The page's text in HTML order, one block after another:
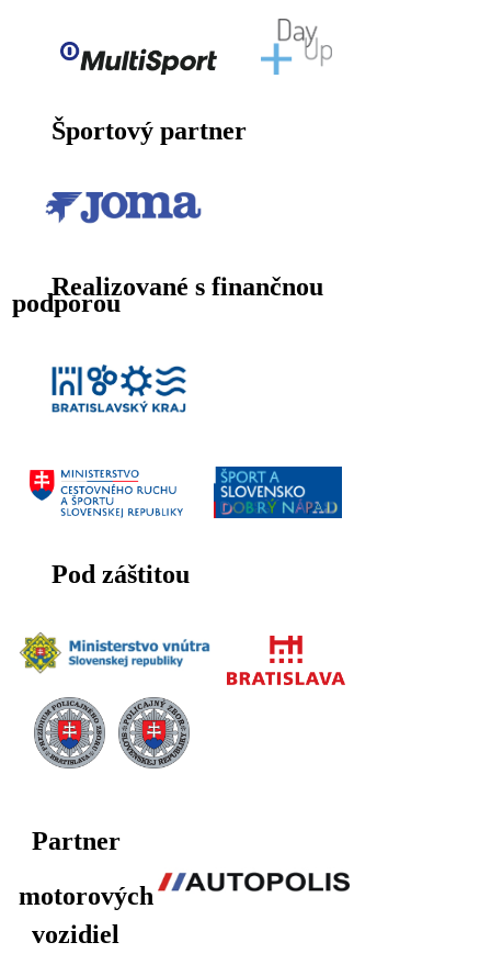
Športový partner
Realizované s finančnou
podporou
Pod záštitou
Partner
motorových
vozidiel